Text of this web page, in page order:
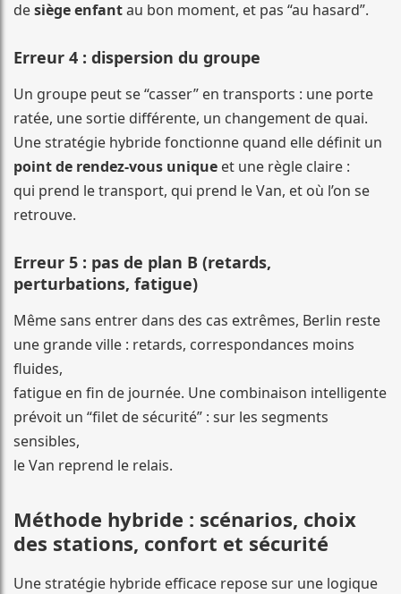
desiège enfantau bon moment, et pas “au hasard”.
Erreur 4 : dispersion du groupe
Un groupe peut se “casser” en transports : une porte
ratée, une sortie différente, un changement de quai.
Une stratégie hybride fonctionne quand elle définit un
point de rendez-vous unique et une règle claire :
qui prend le transport, qui prend le Van, et où l’on se
retrouve.
Erreur 5 : pas de plan B (retards,
perturbations, fatigue)
Même sans entrer dans des cas extrêmes, Berlin reste
une grande ville : retards, correspondances moins
fluides,
fatigue en fin de journée. Une combinaison intelligente
prévoit un “filet de sécurité” : sur les segments
sensibles,
le Van reprend le relais.
Méthode hybride : scénarios, choix
des stations, confort et sécurité
Une stratégie hybride efficace repose sur une logique